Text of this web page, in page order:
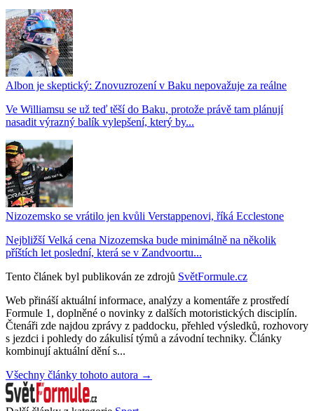
Albon je skeptický: Znovuzrození v Baku nepovažuje za reálne
Ve Williamsu se už teď těší do Baku, protože právě tam plánují
nasadit výrazný balík vylepšení, který by...
Nizozemsko se vrátilo jen kvůli Verstappenovi, říká Ecclestone
Nejbližší Velká cena Nizozemska bude minimálně na několik
příštích let poslední, která se v Zandvoortu...
Tento článek byl publikován ze zdrojů SvětFormule.cz
Web přináší aktuální informace, analýzy a komentáře z prostředí
Formule 1, doplněné o novinky z dalších motoristických disciplín.
Čtenáři zde najdou zprávy z paddocku, přehled výsledků, rozhovory
s jezdci i pohledy do zákulisí týmů a závodní techniky. Články
kombinují aktuální dění s...
Všechny články tohoto autora →